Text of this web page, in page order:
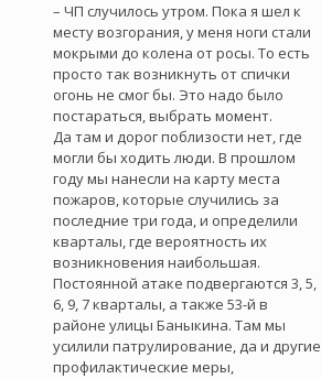
– ЧП случилось утром. Пока я шел к
месту возгорания, у меня ноги стали
мокрыми до колена от росы. То есть
просто так возникнуть от спички
огонь не смог бы. Это надо было
постараться, выбрать момент.
Да там и дорог поблизости нет, где
могли бы ходить люди. В прошлом
году мы нанесли на карту места
пожаров, которые случились за
последние три года, и определили
кварталы, где вероятность их
возникновения наибольшая.
Постоянной атаке подвергаются 3, 5,
6, 9, 7 кварталы, а также 53-й в
районе улицы Баныкина. Там мы
усилили патрулирование, да и другие
профилактические меры,